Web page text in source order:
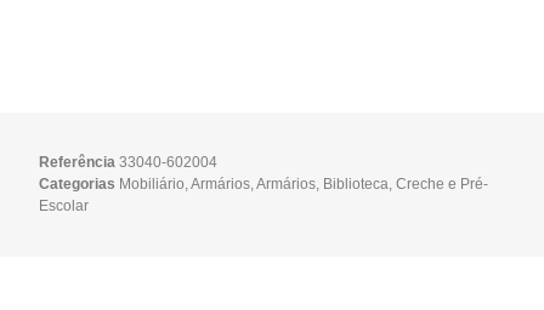
Referência33040-602004
Categorias Mobiliário,Armários,Armários, Biblioteca,Creche e Pré-
Escolar